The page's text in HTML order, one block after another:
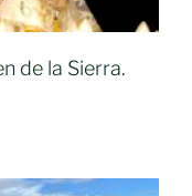
de la Sierra.